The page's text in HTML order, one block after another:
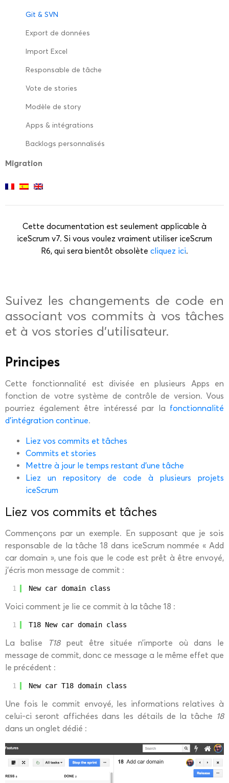
Git & SVN
Export de données
Import Excel
Responsable de tâche
Vote de stories
Modèle de story
Apps & intégrations
Backlogs personnalisés
Migration
Cette documentation est seulement applicable à
iceScrum v7. Si vous voulez vraiment utiliser iceScrum
R6, qui sera bientôt obsolète cliquez ici.
Suivez les changements de code en
associant vos commits à vos tâches
et à vos stories d’utilisateur.
Principes
Cette fonctionnalité est divisée en plusieurs Apps en
fonction de votre système de contrôle de version. Vous
pourriez également être intéressé par la fonctionnalité
d’intégration continue.
Liez vos commits et tâches
Commits et stories
Mettre à jour le temps restant d'une tâche
Liez un repository de code à plusieurs projets
iceScrum
Liez vos commits et tâches
Commençons par un exemple. En supposant que je sois
responsable de la tâche 18 dans iceScrum nommée « Add
car domain », une fois que le code est prêt à être envoyé,
j’écris mon message de commit :
1 New car domain class
Voici comment je lie ce commit à la tâche 18 :
1 T18 New car domain class
La balise T18peut être située n’importe où dans le
message de commit, donc ce message a le même effet que
le précédent :
1 New car T18 domain class
Une fois le commit envoyé, les informations relatives à
celui-ci seront affichées dans les détails de la tâche 18
dans un onglet dédié :